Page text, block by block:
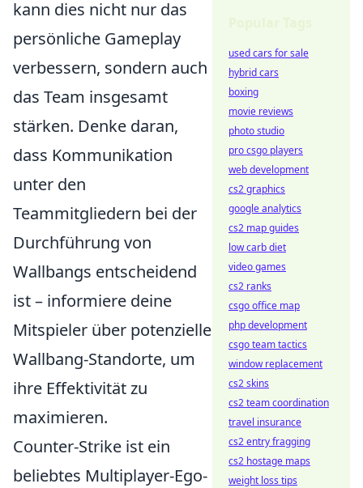
kann dies nicht nur das
persönliche Gameplay
verbessern, sondern auch
das Team insgesamt
stärken. Denke daran,
dass Kommunikation
unter den
Teammitgliedern bei der
Durchführung von
Wallbangs entscheidend
ist – informiere deine
Mitspieler über potenzielle
Wallbang-Standorte, um
ihre Effektivität zu
maximieren.
Counter-Strike ist ein
beliebtes Multiplayer-Ego-
used cars for sale
hybrid cars
boxing
movie reviews
photo studio
pro csgo players
web development
cs2 graphics
google analytics
cs2 map guides
low carb diet
video games
cs2 ranks
csgo office map
php development
csgo team tactics
window replacement
cs2 skins
cs2 team coordination
travel insurance
cs2 entry fragging
cs2 hostage maps
weight loss tips